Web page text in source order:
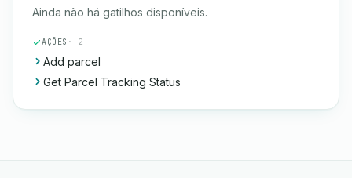
Ainda não há gatilhos disponíveis.
AÇÕES · 2
Add parcel
Get Parcel Tracking Status